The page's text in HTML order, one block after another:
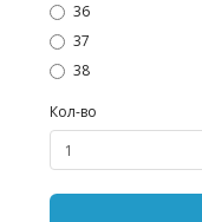
36
37
38
Кол-во